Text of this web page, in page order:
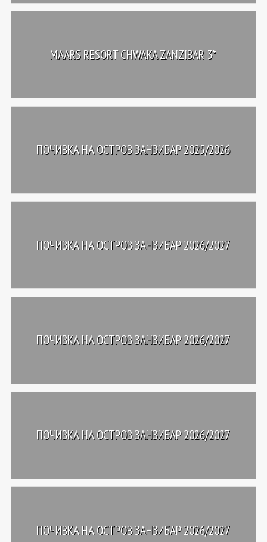
MAARS RESORT CHWAKA ZANZIBAR 3*
ПОЧИВКА НА ОСТРОВ ЗАНЗИБАР 2025/2026
ПОЧИВКА НА ОСТРОВ ЗАНЗИБАР 2026/2027
ПОЧИВКА НА ОСТРОВ ЗАНЗИБАР 2026/2027
ПОЧИВКА НА ОСТРОВ ЗАНЗИБАР 2026/2027
ПОЧИВКА НА ОСТРОВ ЗАНЗИБАР 2026/2027